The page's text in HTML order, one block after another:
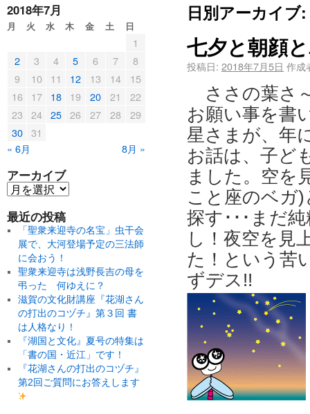
日別アーカイブ:
七夕と朝顔
投稿日: 2018年7月5日 作成
ささの葉さ
お願い事を書
星さまが、年
お話は、子ど
ました。空を
こと座のベガ
探す･･･まだ
し！夜空を見
た！という苦
ずデス!!
2018年7月
月 火 水 木 金 土 日
« 6月 8月 »
1
2
3 4 5 6 7
8
9
10 11 12 13 14
15
16
17 18 19 20 21
22
23
24 25 26 27 28
29
30 31
アーカイブ
最近の投稿
「聖衆来迎寺の名宝」虫干会
展で、大河登場予定の三法師
に会おう！
聖衆来迎寺は浅野長吉の母を
弔った 何ゆえに？
滋賀の文化財講座『花湖さん
の打出のコヅチ』第３回 書
は人格なり！
『湖国と文化』夏号の特集は
「書の国・近江」です！
『花湖さんの打出のコヅチ』
第2回ご質問にお答えします